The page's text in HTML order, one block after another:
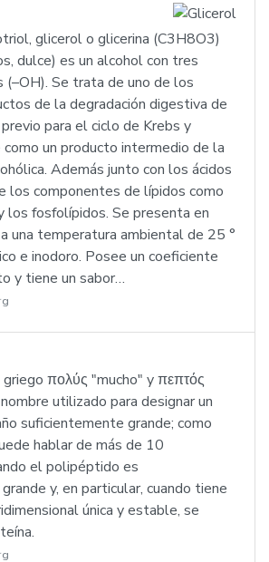
glicerol o glicerina (C3H8O3)
dulce) es un alcohol con tres
(–OH). Se trata de uno de los
de la degradación digestiva de
para el ciclo de Krebs y
como un producto intermedio de la
Además junto con los ácidos
los componentes de lípidos como
los fosfolípidos. Se presenta en
una temperatura ambiental de 25 °
e inodoro. Posee un coeficiente
y tiene un sabor…
πολύς "mucho" y πεπτός
utilizado para designar un
suficientemente grande; como
hablar de más de 10
el polipéptido es
y, en particular, cuando tiene
única y estable, se